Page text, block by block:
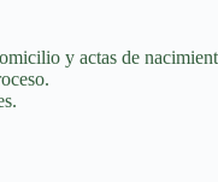
y actas de